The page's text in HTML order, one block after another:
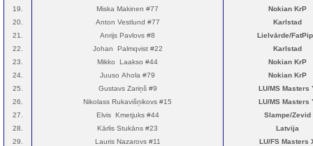
19.
Miska Makinen #77
Nokian KrP
20.
Anton Vestlund #77
Karlstad
21.
Anrijs Pavlovs #8
Lielvārde/
22.
Johan Palmqvist #22
Karlstad
23.
Mikko Laakso #44
Nokian KrP
24.
Juuso Ahola #79
Nokian KrP
25.
Gustavs Zariņš #9
LU/MS Masters
26.
Nikolass Rukavišņikovs #15
LU/MS Masters
27.
Elvis Kmetjuks #44
Slampe/Zevid
28.
Kārlis Stukāns #23
Latvija
29.
Lauris Nazarovs #11
LU/FS Masters